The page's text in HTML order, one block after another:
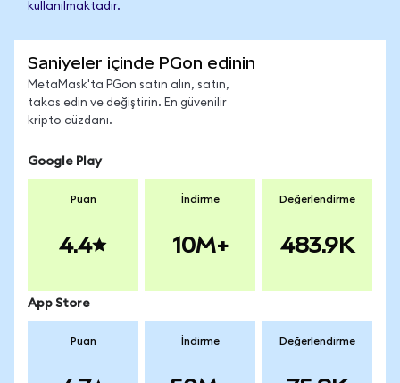
kullanılmaktadır.
Saniyeler içinde PGon edinin
MetaMask'ta PGon satın alın, satın,
takas edin ve değiştirin. En güvenilir
kripto cüzdanı.
Google Play
Puan
4.4
İndirme
10M+
Değerlendirme
483.9K
App Store
Puan İndirme Değerlendirme